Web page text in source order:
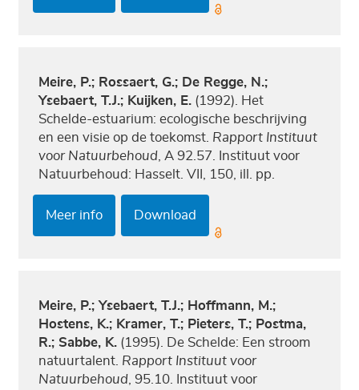
Meire, P.; Rossaert, G.; De Regge, N.;
Ysebaert, T.J.; Kuijken, E. (1992). Het
Schelde-estuarium: ecologische beschrijving
en een visie op de toekomst. Rapport Instituut
voor Natuurbehoud , A 92.57. Instituut voor
Natuurbehoud: Hasselt. VII, 150, ill. pp.
Meer info Download
Meire, P.; Ysebaert, T.J.; Hoffmann, M.;
Hostens, K.; Kramer, T.; Pieters, T.; Postma,
R.; Sabbe, K. (1995). De Schelde: Een stroom
natuurtalent. Rapport Instituut voor
Natuurbehoud , 95.10. Instituut voor